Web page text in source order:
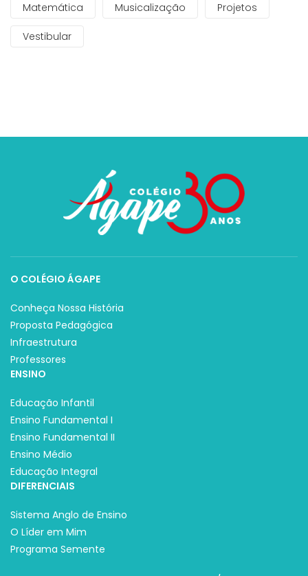
Matemática Musicalização Projetos
Vestibular
O COLÉGIO ÁGAPE
Conheça Nossa História
Proposta Pedagógica
Infraestrutura
Professores
ENSINO
Educação Infantil
Ensino Fundamental I
Ensino Fundamental II
Ensino Médio
Educação Integral
DIFERENCIAIS
Sistema Anglo de Ensino
O Líder em Mim
Programa Semente